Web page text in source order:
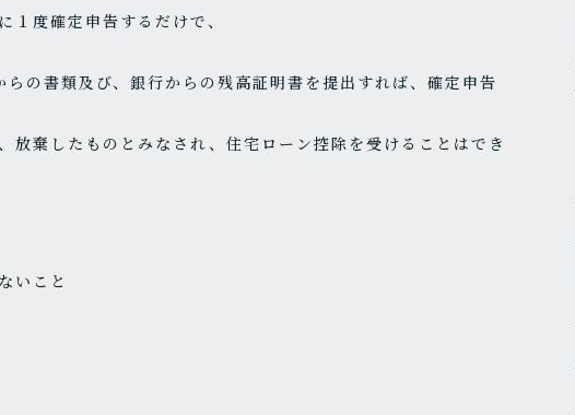
度確定申告するだけで、
の書類及び、銀行からの残高証明書を提出すれば、確定申告
棄したものとみなされ、住宅ローン控除を受けることはでき
いこと